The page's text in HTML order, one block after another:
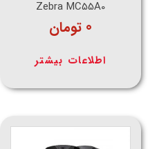
Zebra MC55A0
0 تومان
اطلاعات بیشتر